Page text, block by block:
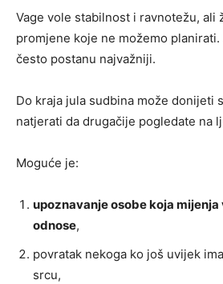
Vage vole stabilnost i ravnotežu, ali
promjene koje ne možemo
često postanu najvažniji.
Do kraja jula sudbina može donijeti
natjerati da drugačije pogledate na
Moguće je:
upoznavanje osobe koja mijenja
odnose,
povratak nekoga ko još uvijek
srcu,